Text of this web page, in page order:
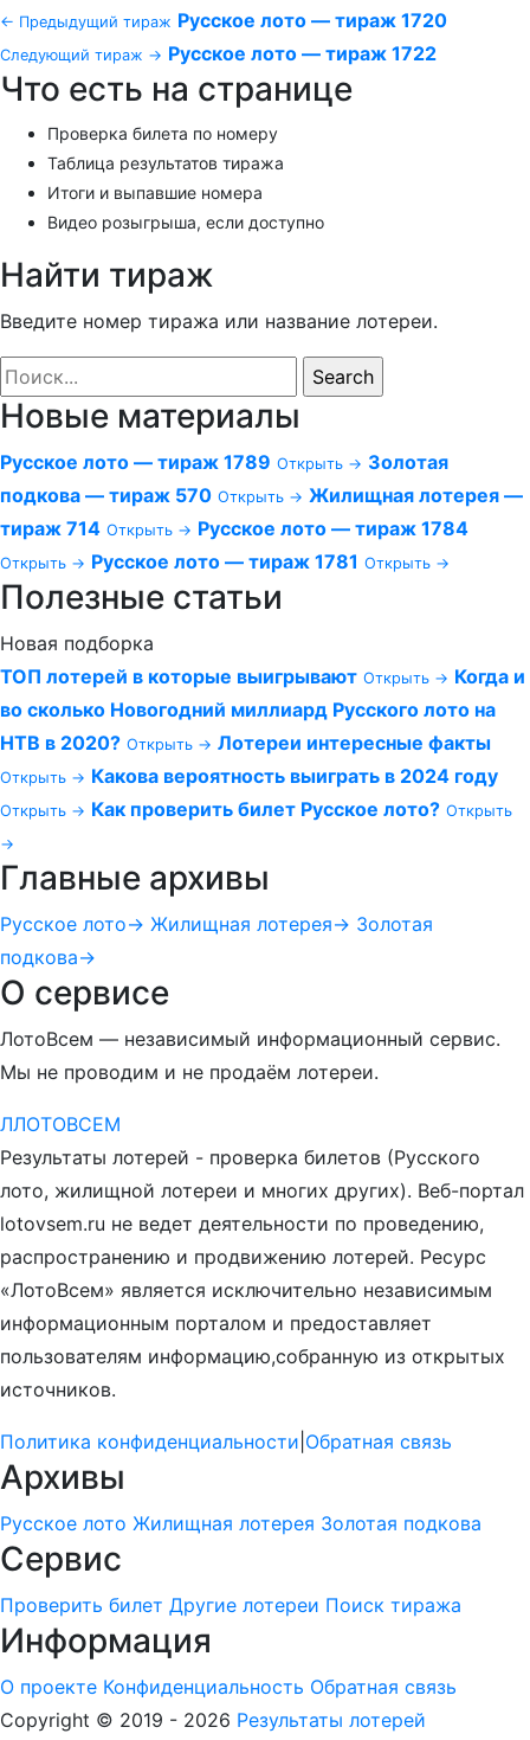
← Предыдущий тираж Русское лото — тираж 1720
Следующий тираж → Русское лото — тираж 1722
Что есть на странице
Проверка билета по номеру
Таблица результатов тиража
Итоги и выпавшие номера
Видео розыгрыша, если доступно
Найти тираж
Введите номер тиража или название лотереи.
Новые материалы
Русское лото — тираж 1789 Открыть → Золотая
подкова — тираж 570 Открыть → Жилищная лотерея —
тираж 714 Открыть → Русское лото — тираж 1784
Открыть → Русское лото — тираж 1781 Открыть →
Полезные статьи
Новая подборка
ТОП лотерей в которые выигрывают Открыть → Когда и
во сколько Новогодний миллиард Русского лото на
НТВ в 2020? Открыть → Лотереи интересные факты
Открыть → Какова вероятность выиграть в 2024 году
Открыть → Как проверить билет Русское лото? Открыть
→
Главные архивы
Русское лото→ Жилищная лотерея→ Золотая
подкова→
О сервисе
ЛотоВсем — независимый информационный сервис.
Мы не проводим и не продаём лотереи.
ЛЛОТОВСЕМ
Результаты лотерей - проверка билетов (Русского
лото, жилищной лотереи и многих других). Веб-портал
lotovsem.ru не ведет деятельности по проведению,
распространению и продвижению лотерей. Ресурс
«ЛотоВсем» является исключительно независимым
информационным порталом и предоставляет
пользователям информацию,собранную из открытых
источников.
Политика конфиденциальности Обратная связь
Архивы
Русское лото Жилищная лотерея Золотая подкова
Сервис
Проверить билет Другие лотереи Поиск тиража
Информация
О проекте Конфиденциальность Обратная связь
Copyright © 2019 - 2026 Результаты лотерей